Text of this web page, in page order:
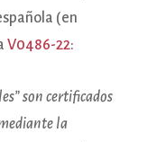
(en
V0486-22:
son certificados
la